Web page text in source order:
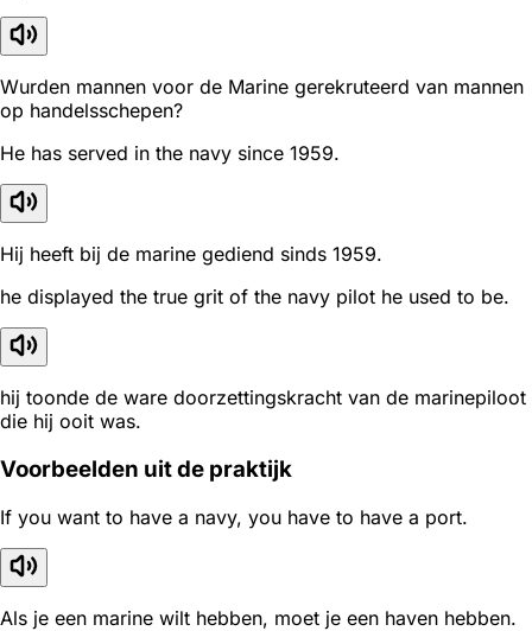
Wurden mannen voor de Marine gerekruteerd van mannen
op handelsschepen?
He has served in the navy since 1959.
Hij heeft bij de marine gediend sinds 1959.
he displayed the true grit of the navy pilot he used to be.
hij toonde de ware doorzettingskracht van de marinepiloot
die hij ooit was.
Voorbeelden uit de praktijk
If you want to have a navy, you have to have a port.
Als je een marine wilt hebben, moet je een haven hebben.